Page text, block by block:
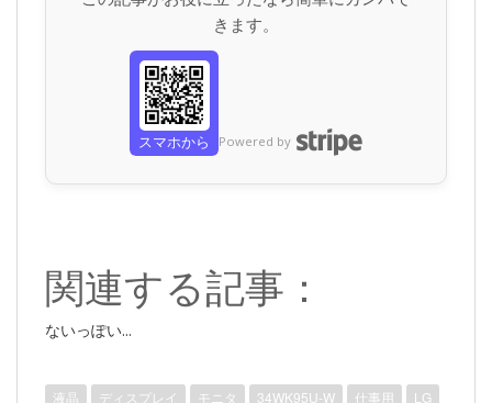
きます。
スマホから Powered by
関連する記事：
ないっぽい...
液晶 ディスプレイ モニタ 34WK95U-W 仕事用 LG